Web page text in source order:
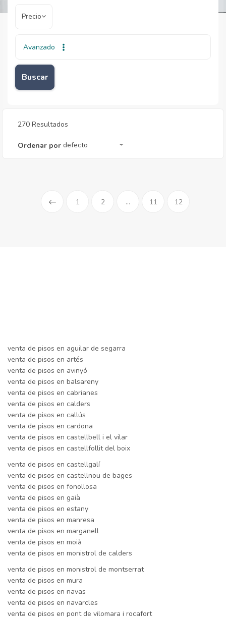
Precio
Avanzado
Buscar
Inicio Inmobiliarias
Inmobiliarias
270 Resultados
Ordenar por defecto
1 2 ... 11 12
venta de pisos en aguilar de segarra
venta de pisos en artés
venta de pisos en avinyó
venta de pisos en balsareny
venta de pisos en cabrianes
venta de pisos en calders
venta de pisos en callús
venta de pisos en cardona
venta de pisos en castellbell i el vilar
venta de pisos en castellfollit del boix
venta de pisos en castellgalí
venta de pisos en castellnou de bages
venta de pisos en fonollosa
venta de pisos en gaià
venta de pisos en estany
venta de pisos en manresa
venta de pisos en marganell
venta de pisos en moià
venta de pisos en monistrol de calders
venta de pisos en monistrol de montserrat
venta de pisos en mura
venta de pisos en navas
venta de pisos en navarcles
venta de pisos en pont de vilomara i rocafort